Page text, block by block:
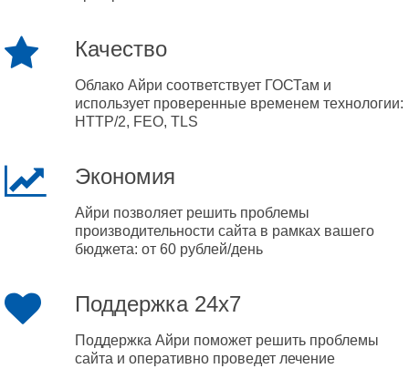
Качество
Облако Айри соответствует ГОСТам и
использует проверенные временем технологии:
HTTP/2, FEO, TLS
Экономия
Айри позволяет решить проблемы
производительности сайта в рамках вашего
бюджета: от 60 рублей/день
Поддержка 24x7
Поддержка Айри поможет решить проблемы
сайта и оперативно проведет лечение